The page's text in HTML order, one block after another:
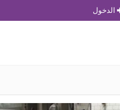
الدخول